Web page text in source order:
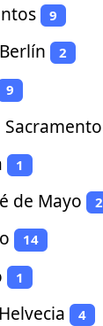
9
2
9
Sacramento
1
de Mayo 2
14
1
4